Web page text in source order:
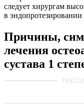
следует хирургам
в
Причины,
лечения
сустава 1